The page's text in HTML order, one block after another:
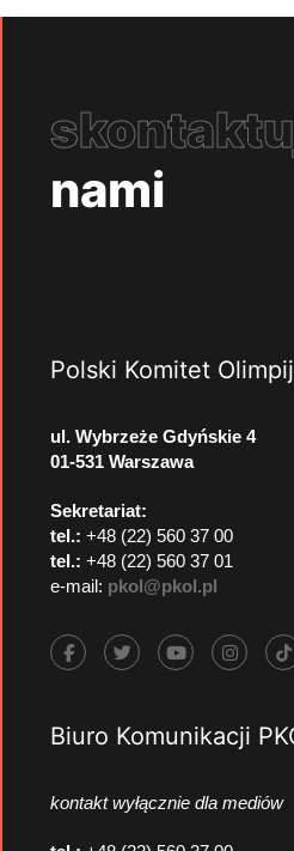
nami
Polski Komitet
ul. Wybrzeże Gdyńskie 4
01-531 Warszawa
Sekretariat:
tel.: +48 (22) 560 37 00
tel.: +48 (22) 560 37 01
e-mail: pkol@pkol.pl
Biuro Komunikacji
kontakt wyłącznie dla mediów